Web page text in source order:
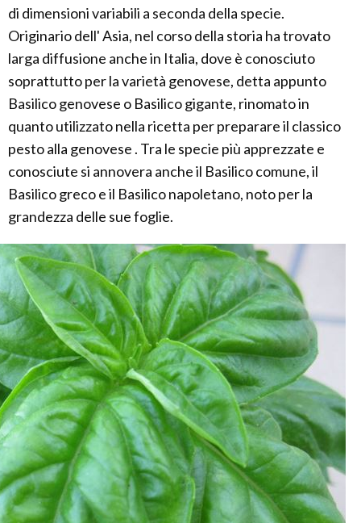
di dimensioni variabili a seconda della specie.
Originario dell' Asia, nel corso della storia ha trovato
larga diffusione anche in Italia, dove è conosciuto
soprattutto per la varietà genovese, detta appunto
Basilico genovese o Basilico gigante, rinomato in
quanto utilizzato nella ricetta per preparare il classico
pesto alla genovese . Tra le specie più apprezzate e
conosciute si annovera anche il Basilico comune, il
Basilico greco e il Basilico napoletano, noto per la
grandezza delle sue foglie.